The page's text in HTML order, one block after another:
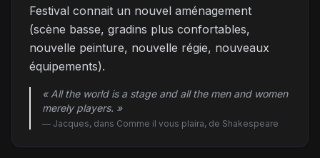
Festival connait un nouvel aménagement
(scène basse, gradins plus confortables,
nouvelle peinture, nouvelle régie, nouveaux
équipements).
« All the world is a stage and all the men and women
merely players. »
— Jacques, dans Comme il vous plaira, de Shakespeare